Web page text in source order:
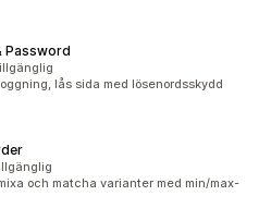
Password
lås sida med lösenordsskydd
och matcha varianter med min/max-